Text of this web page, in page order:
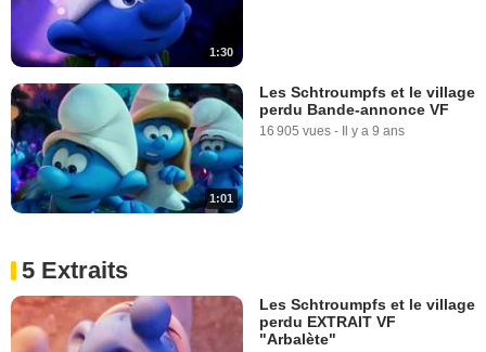
1:30
1:01
Les Schtroumpfs et le village
perdu Bande-annonce VF
16 905 vues - Il y a 9 ans
5 Extraits
Les Schtroumpfs et le village
perdu EXTRAIT VF
"Arbalète"